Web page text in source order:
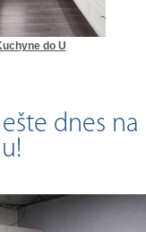
do U
dnes na